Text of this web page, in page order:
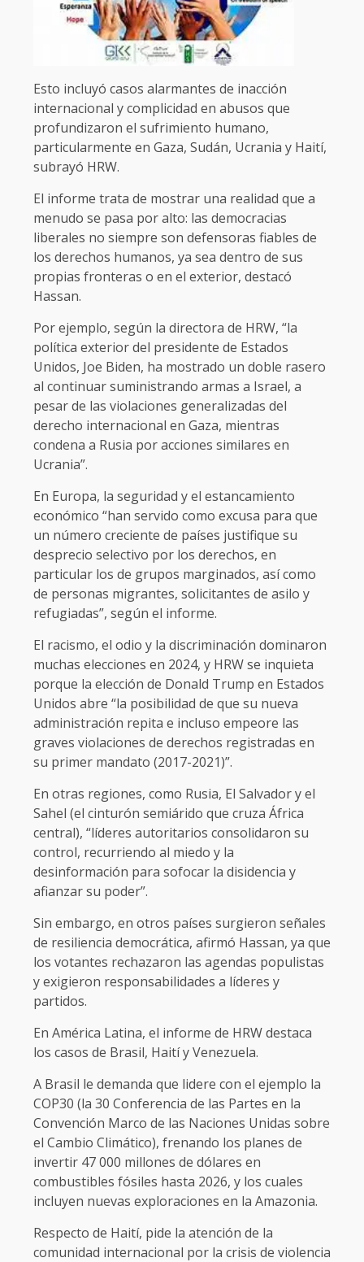
Esto incluyó casos alarmantes de inacción
internacional y complicidad en abusos que
profundizaron el sufrimiento humano,
particularmente en Gaza, Sudán, Ucrania y Haití,
subrayó HRW.
El informe trata de mostrar una realidad que a
menudo se pasa por alto: las democracias
liberales no siempre son defensoras fiables de
los derechos humanos, ya sea dentro de sus
propias fronteras o en el exterior, destacó
Hassan.
Por ejemplo, según la directora de HRW, “la
política exterior del presidente de Estados
Unidos, Joe Biden, ha mostrado un doble rasero
al continuar suministrando armas a Israel, a
pesar de las violaciones generalizadas del
derecho internacional en Gaza, mientras
condena a Rusia por acciones similares en
Ucrania”.
En Europa, la seguridad y el estancamiento
económico “han servido como excusa para que
un número creciente de países justifique su
desprecio selectivo por los derechos, en
particular los de grupos marginados, así como
de personas migrantes, solicitantes de asilo y
refugiadas”, según el informe.
El racismo, el odio y la discriminación dominaron
muchas elecciones en 2024, y HRW se inquieta
porque la elección de Donald Trump en Estados
Unidos abre “la posibilidad de que su nueva
administración repita e incluso empeore las
graves violaciones de derechos registradas en
su primer mandato (2017-2021)”.
En otras regiones, como Rusia, El Salvador y el
Sahel (el cinturón semiárido que cruza África
central), “líderes autoritarios consolidaron su
control, recurriendo al miedo y la
desinformación para sofocar la disidencia y
afianzar su poder”.
Sin embargo, en otros países surgieron señales
de resiliencia democrática, afirmó Hassan, ya que
los votantes rechazaron las agendas populistas
y exigieron responsabilidades a líderes y
partidos.
En América Latina, el informe de HRW destaca
los casos de Brasil, Haití y Venezuela.
A Brasil le demanda que lidere con el ejemplo la
COP30 (la 30 Conferencia de las Partes en la
Convención Marco de las Naciones Unidas sobre
el Cambio Climático), frenando los planes de
invertir 47 000 millones de dólares en
combustibles fósiles hasta 2026, y los cuales
incluyen nuevas exploraciones en la Amazonia.
Respecto de Haití, pide la atención de la
comunidad internacional por la crisis de violencia